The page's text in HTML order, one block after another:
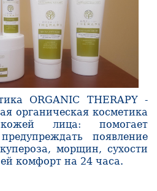
ORGANIC THERAPY -
органическая косметика
лица: помогает
появление
морщин, сухости
комфорт на 24 часа.